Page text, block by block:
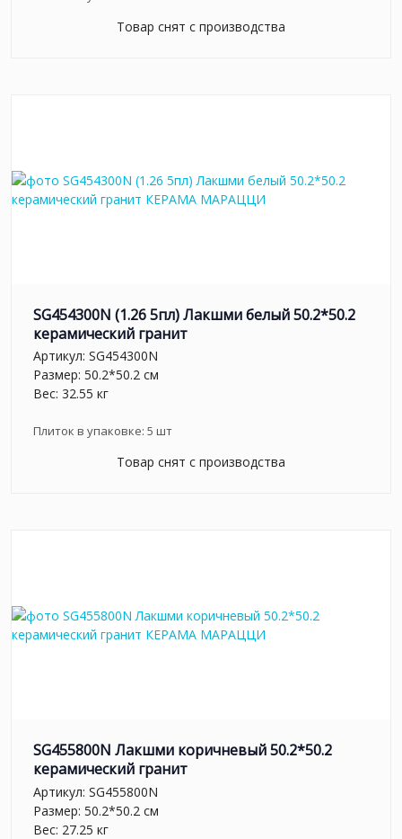
Товар снят с производства
SG454300N (1.26 5пл) Лакшми белый 50.2*50.2
керамический гранит
Артикул: SG454300N
Размер: 50.2*50.2 см
Вес: 32.55 кг
Плиток в упаковке: 5 шт
Товар снят с производства
SG455800N Лакшми коричневый 50.2*50.2
керамический гранит
Артикул: SG455800N
Размер: 50.2*50.2 см
Вес: 27.25 кг